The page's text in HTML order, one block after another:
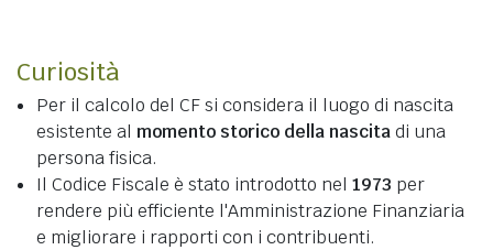
Curiosità
Per il calcolo del CF si considera il luogo di nascita
esistente al momento storico della nascitadi una
persona fisica.
Il Codice Fiscale è stato introdotto nel 1973 per
rendere più efficiente l'Amministrazione Finanziaria
e migliorare i rapporti con i contribuenti.